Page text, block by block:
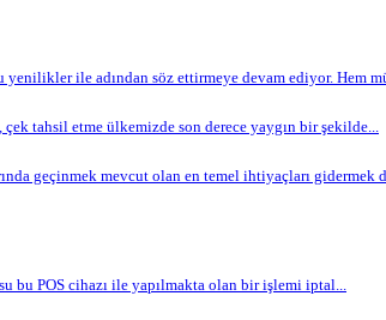
yenilikler ile adından söz ettirmeye devam ediyor. Hem
tahsil etme ülkemizde son derece yaygın bir şekilde...
geçinmek mevcut olan en temel ihtiyaçları gidermek
bu POS cihazı ile yapılmakta olan bir işlemi iptal...